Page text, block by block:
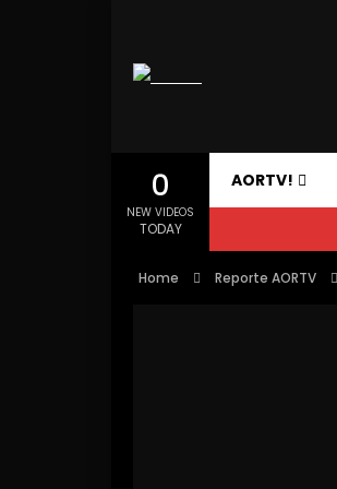
0
NEW VIDEOS
TODAY
AORTV!
Home Reporte AORTV